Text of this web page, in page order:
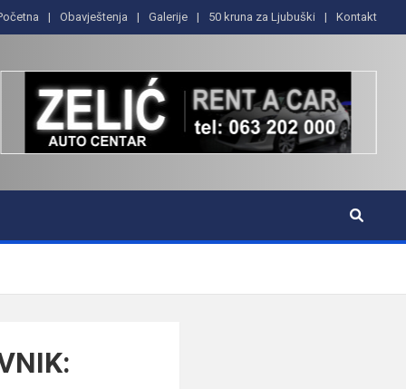
Obavještenja Galerije 50 kruna za Ljubuški Kontakt